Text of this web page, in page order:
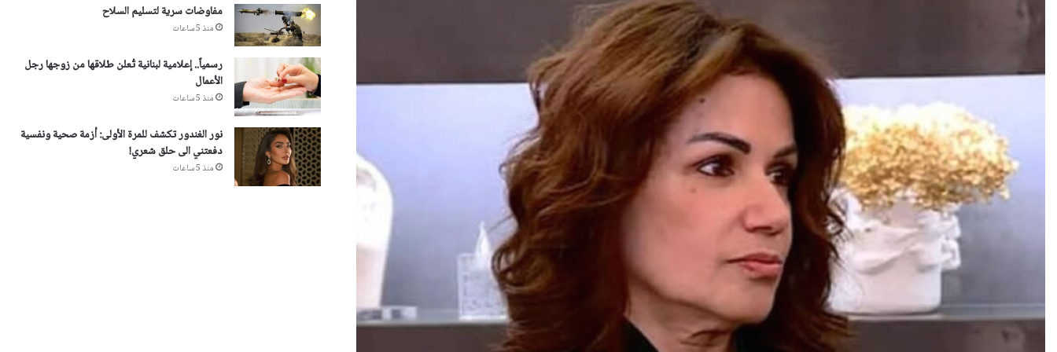
مفاوضات سرية لتسليم السلاح
منذ 5 ساعات
رسمياً.. إعلامية لبنانية تُعلن طلاقها من زوجها رجل
الأعمال
منذ 5 ساعات
نور الغندور تكشف للمرة الأولى: أزمة صحية ونفسية
دفعتني الى حلق شعري!
منذ 5 ساعات